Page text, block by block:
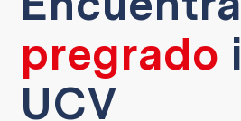
pregrado
UCV